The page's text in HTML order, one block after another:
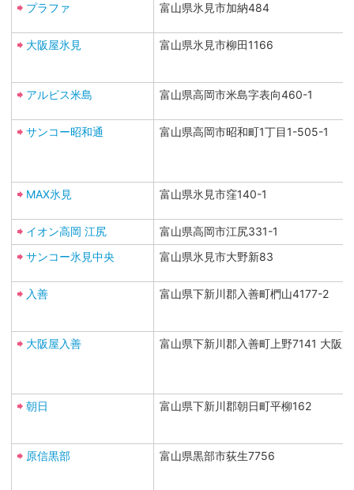
プラファ 富山県氷見市加納484
大阪屋氷見 富山県氷見市柳田1166
アルビス米島 富山県高岡市米島字表向460-1
サンコー昭和通 富山県高岡市昭和町1丁目1-505-1
MAX氷見 富山県氷見市窪140-1
イオン高岡 江尻
富山県高岡市江尻331-1
サンコー氷見中央
富山県氷見市大野新83
入善 富山県下新川郡入善町椚山4177-2
大阪屋入善 富山県下新川郡入善町上野7141 大阪
朝日 富山県下新川郡朝日町平柳162
原信黒部 富山県黒部市荻生7756